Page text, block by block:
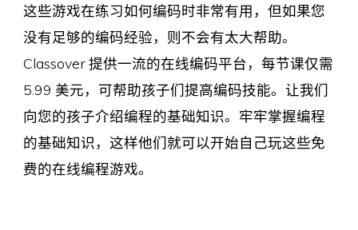
这些游戏在练习如何编码时非常有用，但如果您
没有足够的编码经验，则不会有太大帮助。
Classover 提供一流的在线编码平台，每节课仅需
5.99 美元，可帮助孩子们提高编码技能。让我们
向您的孩子介绍编程的基础知识。牢牢掌握编程
的基础知识，这样他们就可以开始自己玩这些免
费的在线编程游戏。